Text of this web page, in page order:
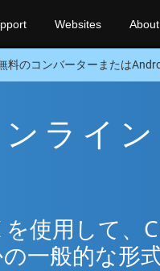
Websites About
料のコンバーターまたは
ライン
使用して、
一般的な形